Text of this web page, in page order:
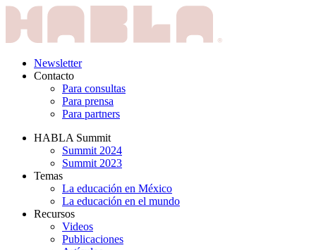
Newsletter
Contacto
Para consultas
Para prensa
Para partners
HABLA Summit
Summit 2024
Summit 2023
Temas
La educación en México
La educación en el mundo
Recursos
Videos
Publicaciones